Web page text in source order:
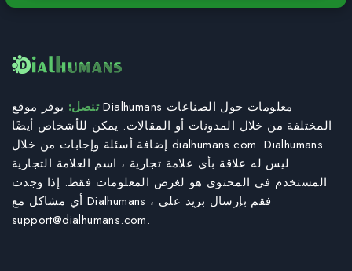
تنصل: يوفر موقع Dialhumans معلومات حول الصناعات
المختلفة من خلال المدونات أو المقالات. يمكن للأشخاص أيضًا
إضافة أسئلة وإجابات من خلال dialhumans.com. Dialhumans
ليس له علاقة بأي علامة تجارية ، اسم العلامة التجارية
المستخدم في المحتوى هو لغرض المعلومات فقط. إذا وجدت
أي مشاكل مع Dialhumans ، فقم بإرسال بريد على
support@dialhumans.com.